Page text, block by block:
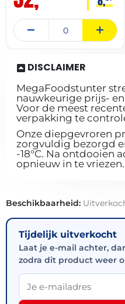
DISCLAIMER
MegaFoodstunter
nauwkeurige prijs-
Voor de meest
verpakking te
Onze diepgevroren
zorgvuldig bezorgd
-18°C. Na ontdooien
opnieuw in te vriezen.
Beschikbaarheid:
Tijdelijk uitverkocht
Laat je e-mail achter,
zodra dit product weer